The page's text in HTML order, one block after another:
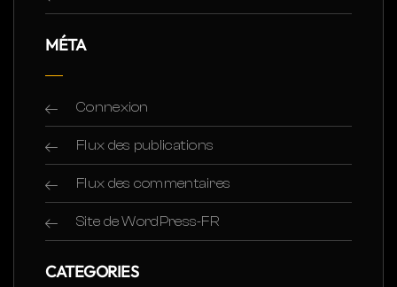
MÉTA
Connexion
Flux des publications
Flux des commentaires
Site de WordPress-FR
CATEGORIES